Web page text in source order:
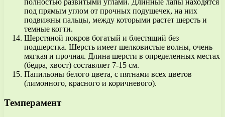
полностью развитыми углами. Длинные лапы находятся
под прямым углом от прочных подушечек, на них
подвижны пальцы, между которыми растет шерсть и
темные когти.
Шерстяной покров богатый и блестящий без
подшерстка. Шерсть имеет шелковистые волны, очень
мягкая и прочная. Длина шерсти в определенных местах
(бедра, хвост) составляет 7-15 см.
Папильоны белого цвета, с пятнами всех цветов
(лимонного, красного и коричневого).
Темперамент